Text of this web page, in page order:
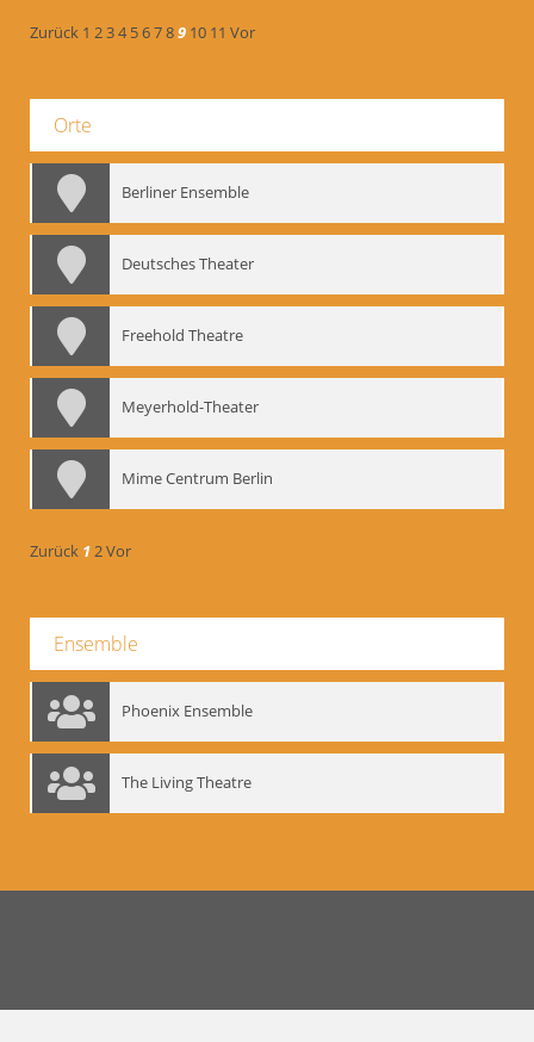
Zurück 1 234 56789 10 11 Vor
Orte
Berliner Ensemble
Deutsches Theater
Freehold Theatre
Meyerhold-Theater
Mime Centrum Berlin
Zurück 12Vor
Ensemble
Phoenix Ensemble
The Living Theatre